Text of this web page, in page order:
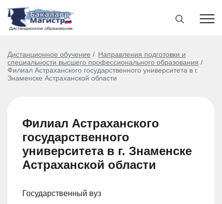
Дистанционное обучение
Направления подготовки и
специальности высшего профессионального образования
Филиал Астраханского государственного университета в г.
Знаменске Астраханской области
Филиал Астраханского
государственного
университета в г. Знаменске
Астраханской области
Государственный вуз